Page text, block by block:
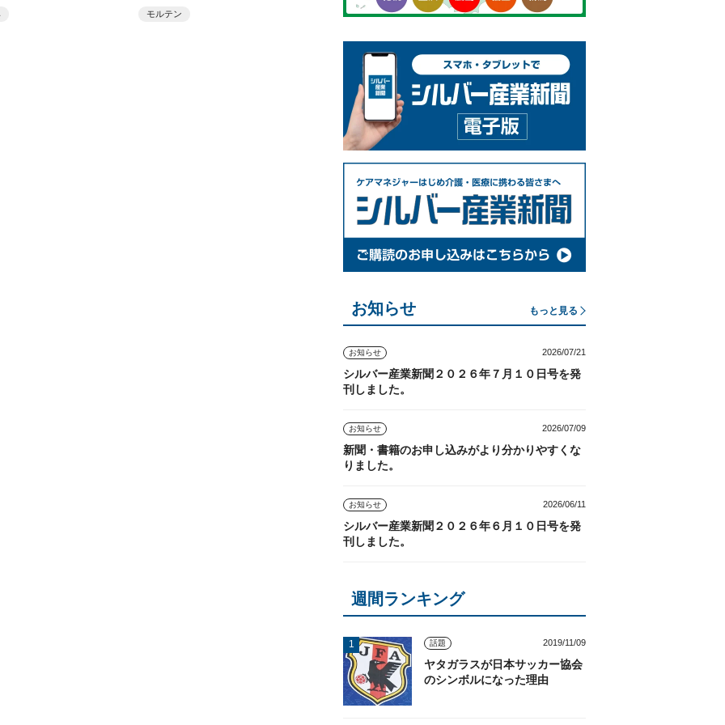
モルテン
お知らせ もっと見る
お知らせ 2026/07/21
シルバー産業新聞２０２６年７月１０日号を発
刊しました。
お知らせ 2026/07/09
新聞・書籍のお申し込みがより分かりやすくな
りました。
お知らせ 2026/06/11
シルバー産業新聞２０２６年６月１０日号を発
刊しました。
週間ランキング
話題 2019/11/09
ヤタガラスが日本サッカー協会
のシンボルになった理由